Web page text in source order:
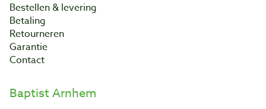
Bestellen & levering
Betaling
Retourneren
Garantie
Contact
Baptist Arnhem